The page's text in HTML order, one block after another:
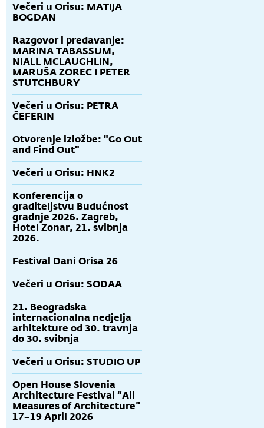
Večeri u Orisu: MATIJA
BOGDAN
Razgovor i predavanje:
MARINA TABASSUM,
NIALL MCLAUGHLIN,
MARUŠA ZOREC I PETER
STUTCHBURY
Večeri u Orisu: PETRA
ČEFERIN
Otvorenje izložbe: "Go Out
and Find Out"
Večeri u Orisu: HNK2
Konferencija o
graditeljstvu Budućnost
gradnje 2026. Zagreb,
Hotel Zonar, 21. svibnja
2026.
Festival Dani Orisa 26
Večeri u Orisu: SODAA
21. Beogradska
internacionalna nedjelja
arhitekture od 30. travnja
do 30. svibnja
Večeri u Orisu: STUDIO UP
Open House Slovenia
Architecture Festival “All
Measures of Architecture”
17–19 April 2026